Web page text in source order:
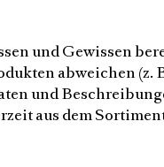
und Gewissen
abweichen (z.
und
aus dem